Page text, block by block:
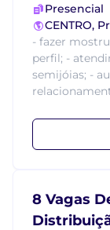
Presencial
CENTRO,
- fazer
perfil; -
semijóias; -
8 Vagas